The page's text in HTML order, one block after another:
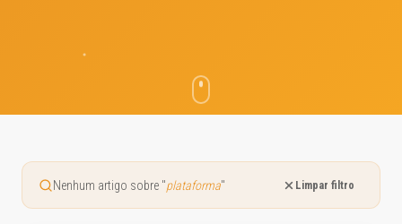
Nenhum artigo sobre "plataforma" Limpar filtro